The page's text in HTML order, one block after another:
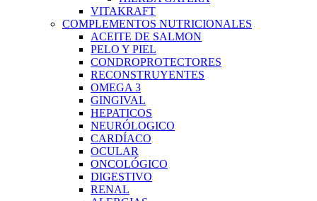
VITAKRAFT
COMPLEMENTOS NUTRICIONALES
ACEITE DE SALMON
PELO Y PIEL
CONDROPROTECTORES
RECONSTRUYENTES
OMEGA 3
GINGIVAL
HEPATICOS
NEURÓLOGICO
CARDÍACO
OCULAR
ONCOLÓGICO
DIGESTIVO
RENAL